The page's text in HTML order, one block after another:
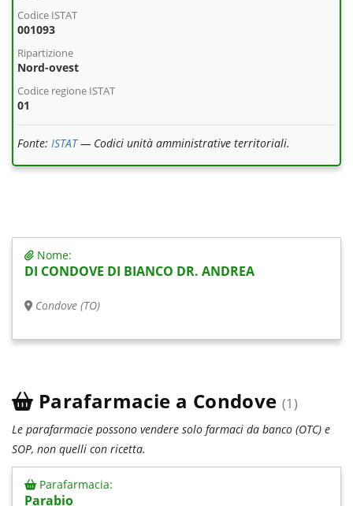
Codice ISTAT
001093
Ripartizione
Nord-ovest
Codice regione ISTAT
01
Fonte: ISTAT— Codici unità amministrative territoriali.
Nome:
DI CONDOVE DI BIANCO DR. ANDREA
Condove (TO)
Parafarmacie a Condove (1)
Le parafarmacie possono vendere solo farmaci da banco (OTC) e
SOP, non quelli con ricetta.
Parafarmacia:
Parabio